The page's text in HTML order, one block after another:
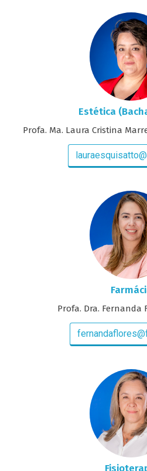
Estética
Profa. Ma. Laura Cristina
Profa. Dra. Fernanda